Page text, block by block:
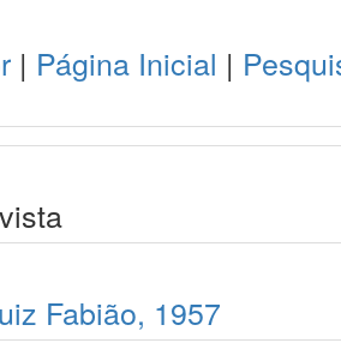
| Página Inicial |
Fabião, 1957